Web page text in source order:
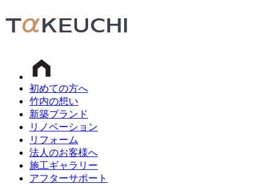
初めての方へ
竹内の想い
新築ブランド
リノベーション
リフォーム
法人のお客様へ
施工ギャラリー
アフターサポート